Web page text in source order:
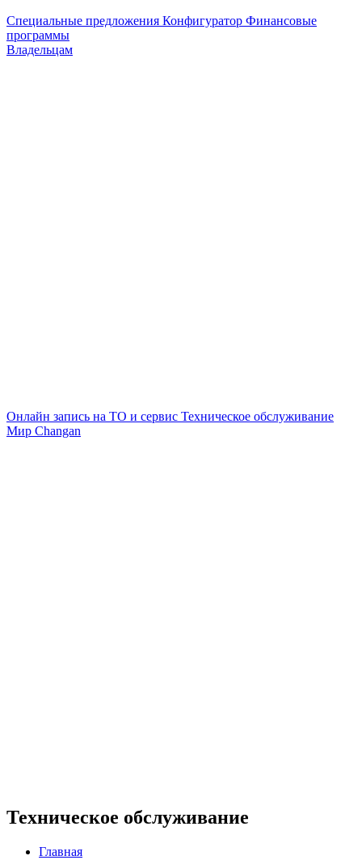
Специальные предложения Конфигуратор Финансовые
программы
Владельцам
Онлайн запись на ТО и сервис Техническое обслуживание
Мир Changan
Техническое обслуживание
Главная